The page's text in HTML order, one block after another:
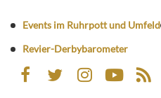
Events im Ruhrpott und Umfeld
Revier-Derbybarometer